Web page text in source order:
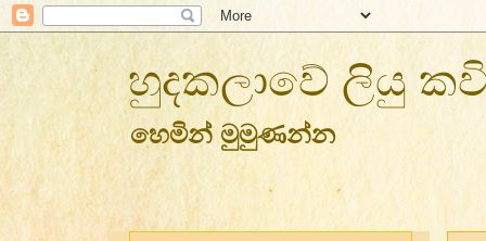
හුදකලාවේ ලියු
හෙමින් මුමුණන්න